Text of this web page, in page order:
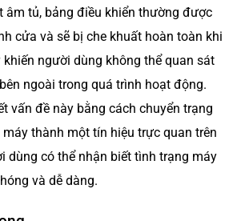
âm tủ, bảng điều khiển thường được
cửa và sẽ bị che khuất hoàn toàn khi
người dùng không thể quan sát
ngoài trong quá trình hoạt động.
vấn đề này bằng cách chuyển trạng
thành một tín hiệu trực quan trên
dùng có thể nhận biết tình trạng máy
và dễ dàng.